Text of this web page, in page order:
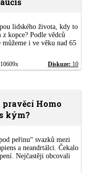
lidského života, kdy to
kopce? Podle vědců
i ve věku nad 65
10609x Diskuze: 10
Homo
kým?
peřinu“ svazků mezi
a neandrtálci. Čekalo
Nejčastěji obcovali